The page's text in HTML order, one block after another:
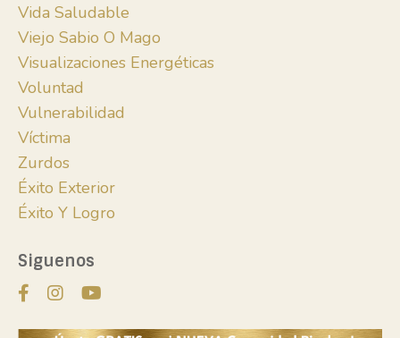
Vida Saludable
Viejo Sabio O Mago
Visualizaciones Energéticas
Voluntad
Vulnerabilidad
Víctima
Zurdos
Éxito Exterior
Éxito Y Logro
Siguenos